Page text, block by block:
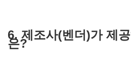
6. 제조사(벤더)가 제
은?